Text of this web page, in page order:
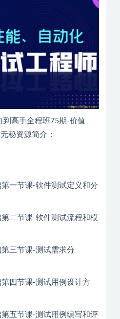
到高手全程班75期-价值
秘资源简介：
一节课-软件测试定义和分
二节课-软件测试流程和模
三节课-测试需求分
四节课-测试用例设计方
五节课-测试用例编写和评